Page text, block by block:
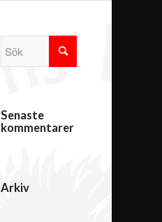
Senaste
kommentarer
Arkiv